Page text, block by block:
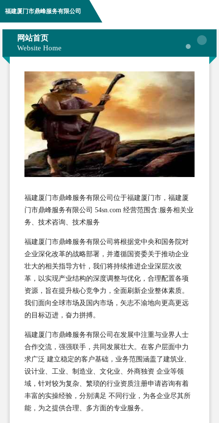
福建厦门市鼎峰服务有限公司
网站首页
Website Home
福建厦门市鼎峰服务有限公司位于福建厦门市，福建厦
门市鼎峰服务有限公司 54sn.com 经营范围含:服务相关业
务、技术咨询、技术服务
福建厦门市鼎峰服务有限公司将根据党中央和国务院对
企业深化改革的战略部署，并遵循国资委关于推动企业
壮大的相关指导方针，我们将持续推进企业深层次改
革，以实现产业结构的深度调整与优化，合理配置各项
资源，旨在提升核心竞争力，全面刷新企业整体素质。
我们面向全球市场及国内市场，矢志不渝地向更高更远
的目标迈进，奋力拼搏。
福建厦门市鼎峰服务有限公司在发展中注重与业界人士
合作交流，强强联手，共同发展壮大。在客户层面中力
求广泛 建立稳定的客户基础，业务范围涵盖了建筑业、
设计业、工业、制造业、文化业、外商独资 企业等领
域，针对较为复杂、繁琐的行业资质注册申请咨询有着
丰富的实操经验，分别满足 不同行业，为各企业尽其所
能，为之提供合理、多方面的专业服务。